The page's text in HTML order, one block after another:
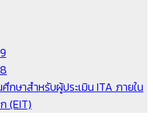
กษาสำหรับผู้ประเมิน ITA ภายใน
(EIT)